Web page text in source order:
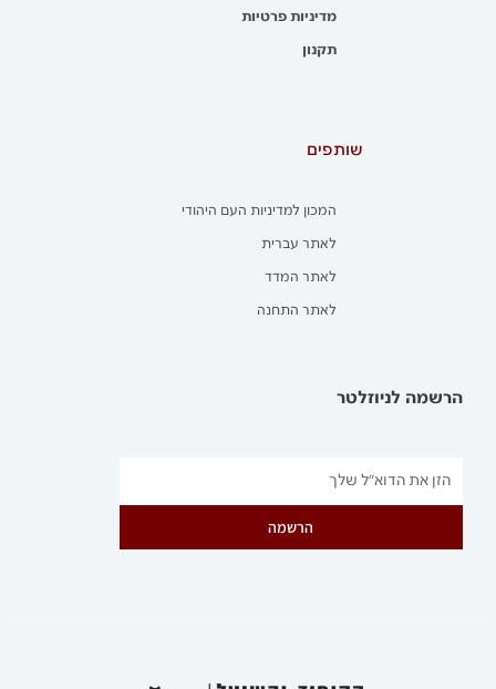
מדיניות פרטיות
תקנון
שותפים
המכון למדיניות העם היהודי
לאתר עברית
לאתר המדד
לאתר התחנה
הרשמה לניוזלטר
הרשמה